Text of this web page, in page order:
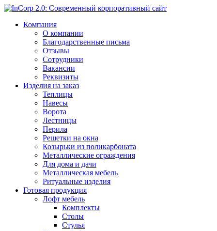
Компания
О компании
Благодарственные письма
Отзывы
Сотрудники
Вакансии
Реквизиты
Изделия на заказ
Теплицы
Навесы
Ворота
Лестницы
Перила
Решетки на окна
Козырьки из поликарбоната
Металлические ограждения
Для дома и дачи
Металлическая мебель
Ритуальные изделия
Готовая продукция
Лофт мебель
Комплекты
Столы
Стулья